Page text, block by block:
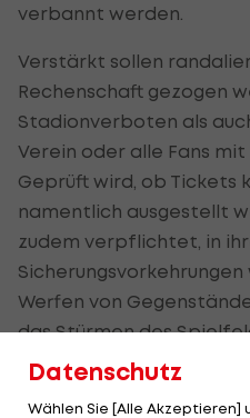
verbannt werden.
Verstärkt sollen
Rechenschaft gezogen
Stadionverboten als
Verein oder alle Fans
Geprüft wird, ob Tickets
namentlich ausgestellt
zudem verpflichtet, in
Werfen von
das Stürmen des
sollen je nach der
Datenschutz
Wählen Sie [Alle Akzeptieren]